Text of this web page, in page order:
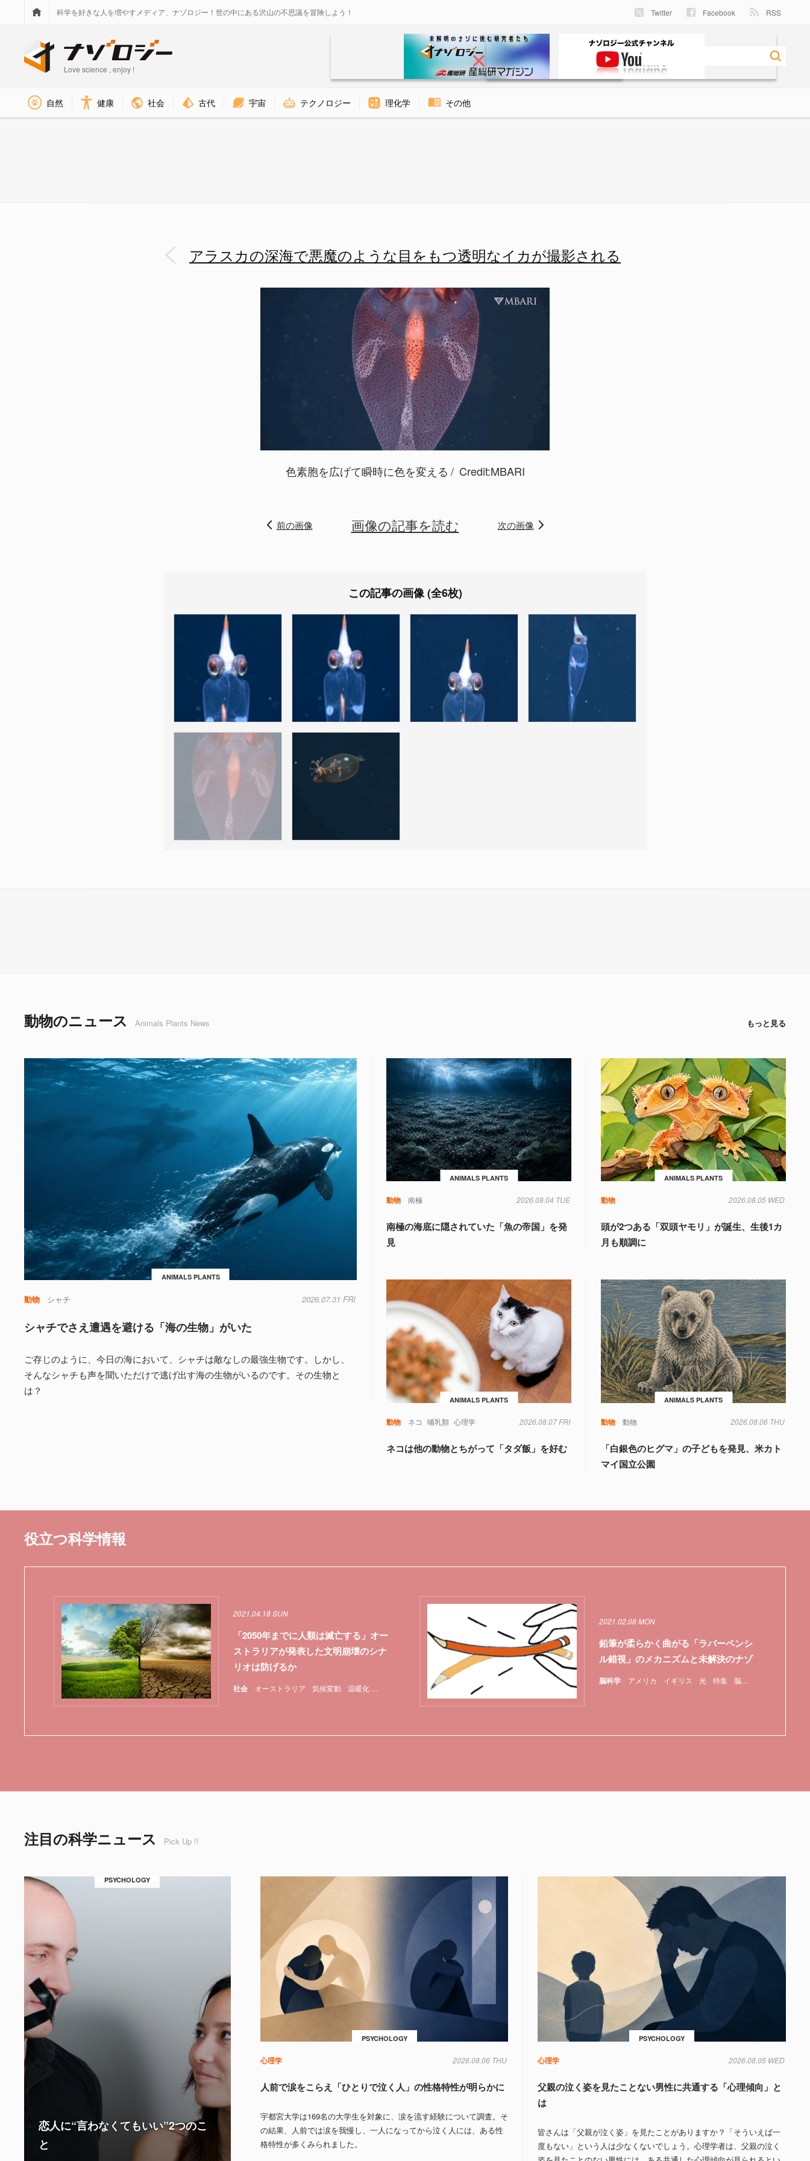
科学を好きな人を増やすメディア、ナゾロジー！世の中にある沢山の不思議を冒険しよう！ Twitter Facebook RSS
Love science , enjoy !
自然 健康 社会 古代 宇宙 テクノロジー 理化学 その他
アラスカの深海で悪魔のような目をもつ透明なイカが撮影される
色素胞を広げて瞬時に色を変える Credit:MBARI
前の画像 画像の記事を読む 次の画像
この記事の画像 (全6枚)
動物のニュース Animals Plants News もっと見る
ANIMALS PLANTS
動物 シャチ 2026.07.31 FRI
シャチでさえ遭遇を避ける「海の生物」がいた
ご存じのように、今日の海において、シャチは敵なしの最強生物です。しかし、
そんなシャチも声を聞いただけで逃げ出す海の生物がいるのです。その生物と
は？
ANIMALS PLANTS
動物 南極 2026.08.04 TUE
南極の海底に隠されていた「魚の帝国」を発
見
ANIMALS PLANTS
動物 2026.08.05 WED
頭が2つある「双頭ヤモリ」が誕生、生後1カ
月も順調に
ANIMALS PLANTS
動物 ネコ 哺乳類 心理学 2026.08.07 FRI
ネコは他の動物とちがって「タダ飯」を好む
ANIMALS PLANTS
動物 動物 2026.08.06 THU
「白銀色のヒグマ」の子どもを発見、米カト
マイ国立公園
役立つ科学情報
社会 オーストラリア 気候変動 温暖化
2021.04.18 SUN
「2050年までに人類は滅亡する」オー
ストラリアが発表した文明崩壊のシナ
リオは防げるか
脳科学 アメリカ イギリス 光 特集 脳
2021.02.08 MON
鉛筆が柔らかく曲がる「ラバーペンシ
ル錯視」のメカニズムと未解決のナゾ
注目の科学ニュース Pick Up !!
PSYCHOLOGY
恋人に“言わなくてもいい”2つのこ
と
PSYCHOLOGY
心理学 2026.08.06 THU
人前で涙をこらえ「ひとりで泣く人」の性格特性が明らかに
宇都宮大学は169名の大学生を対象に、涙を流す経験について調査。そ
の結果、人前では涙を我慢し、一人になってから泣く人には、ある性
格特性が多くみられました。
PSYCHOLOGY
心理学 2026.08.05 WED
父親の泣く姿を見たことない男性に共通する「心理傾向」と
は
皆さんは「父親が泣く姿」を見たことがありますか？「そういえば一
度もない」という人は少なくないでしょう。心理学者は、父親の泣く